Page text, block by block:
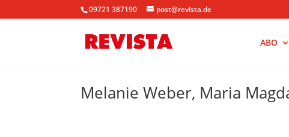
09721 387190 post@revista.de
ABO
Melanie Weber, Maria